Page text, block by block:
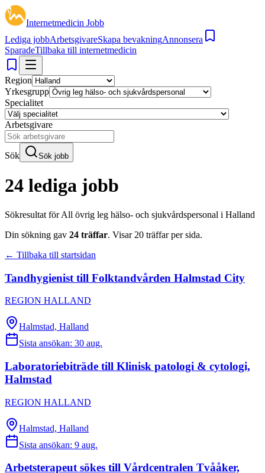
Internetmedicin Jobb
Lediga jobbArbetsgivareSkapa bevakningAnnonsera
SparadeTillbaka till internetmedicin
Region
Yrkesgrupp
Specialitet
Arbetsgivare
Sök Sök jobb
24 lediga jobb
Sökresultat förAll övrig leg hälso- och sjukvårdspersonal i Halland
Din sökning gav 24 träffar. Visar 20 träffar per sida.
← Tillbaka till startsidan
Tandhygienist till Folktandvården Halmstad City
REGION HALLAND
Halmstad, Halland
Sista ansökan: 30 aug.
Laboratoriebiträde till Klinisk patologi & cytologi,
Halmstad
REGION HALLAND
Halmstad, Halland
Sista ansökan: 9 aug.
Arbetsterapeut sökes till Vårdcentralen Tvååker,